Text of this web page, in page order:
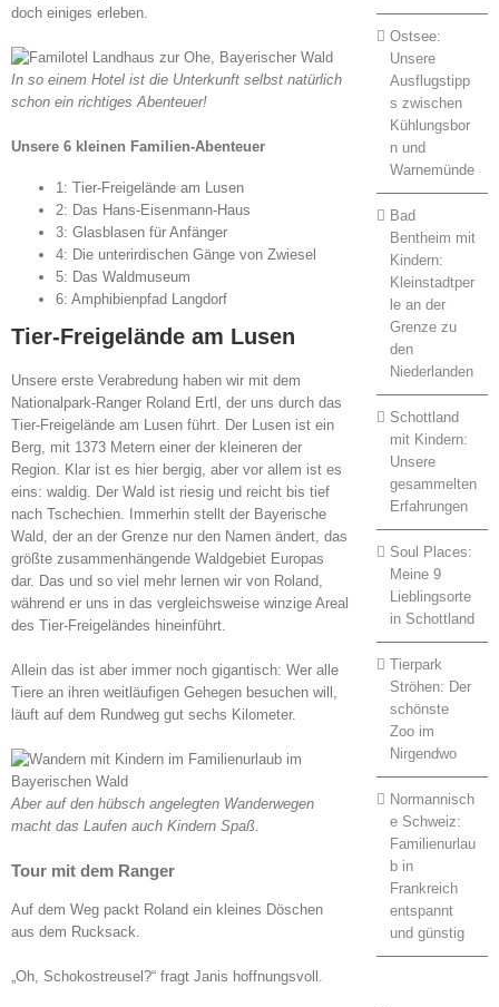
doch einiges erleben.
In so einem Hotel ist die Unterkunft selbst natürlich
schon ein richtiges Abenteuer!
Unsere 6 kleinen Familien-Abenteuer
1: Tier-Freigelände am Lusen
2: Das Hans-Eisenmann-Haus
3: Glasblasen für Anfänger
4: Die unterirdischen Gänge von Zwiesel
5: Das Waldmuseum
6: Amphibienpfad Langdorf
Tier-Freigelände am Lusen
Unsere erste Verabredung haben wir mit dem
Nationalpark-Ranger Roland Ertl, der uns durch das
Tier-Freigelände am Lusen führt. Der Lusen ist ein
Berg, mit 1373 Metern einer der kleineren der
Region. Klar ist es hier bergig, aber vor allem ist es
eins: waldig. Der Wald ist riesig und reicht bis tief
nach Tschechien. Immerhin stellt der Bayerische
Wald, der an der Grenze nur den Namen ändert, das
größte zusammenhängende Waldgebiet Europas
dar. Das und so viel mehr lernen wir von Roland,
während er uns in das vergleichsweise winzige Areal
des Tier-Freigeländes hineinführt.
Allein das ist aber immer noch gigantisch: Wer alle
Tiere an ihren weitläufigen Gehegen besuchen will,
läuft auf dem Rundweg gut sechs Kilometer.
Aber auf den hübsch angelegten Wanderwegen
macht das Laufen auch Kindern Spaß.
Tour mit dem Ranger
Auf dem Weg packt Roland ein kleines Döschen
aus dem Rucksack.
„Oh, Schokostreusel?“ fragt Janis hoffnungsvoll.
Ostsee:
Unsere
Ausflugstipp
s zwischen
Kühlungsbor
n und
Warnemünde
Bad
Bentheim mit
Kindern:
Kleinstadtper
le an der
Grenze zu
den
Niederlanden
Schottland
mit Kindern:
Unsere
gesammelten
Erfahrungen
Soul Places:
Meine 9
Lieblingsorte
in Schottland
Tierpark
Ströhen: Der
schönste
Zoo im
Nirgendwo
Normannisch
e Schweiz:
Familienurlau
b in
Frankreich
entspannt
und günstig